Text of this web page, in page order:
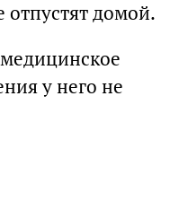
отпустят домой.
у него не